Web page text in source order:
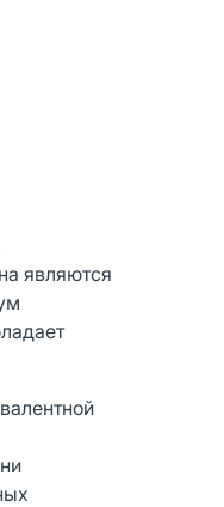
являются